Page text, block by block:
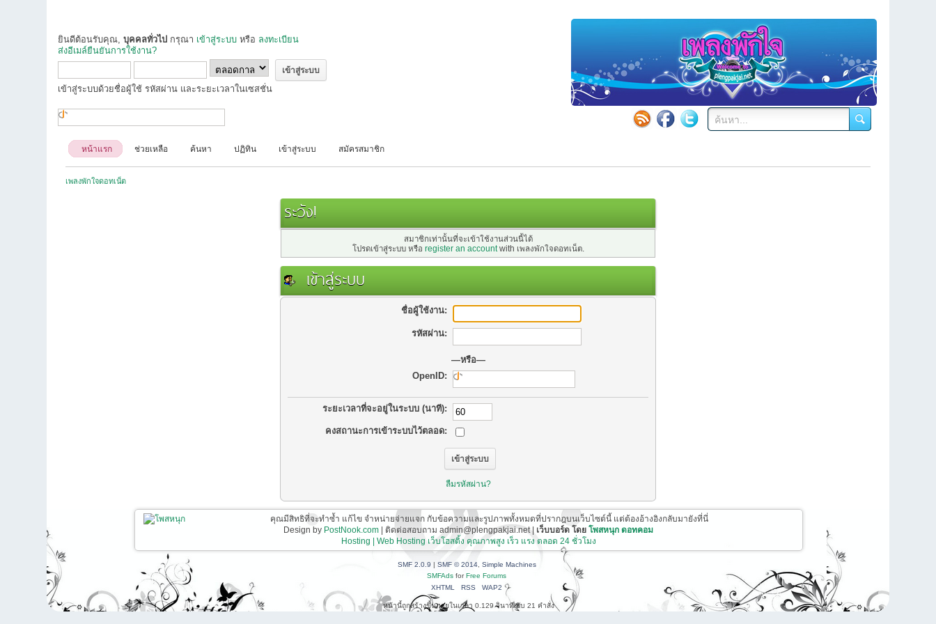
ยินดีต้อนรับคุณ,บุคคลทั่วไป กรุณา เข้าสู่ระบบ หรือ ลงทะเบียน
ส่งอีเมล์ยืนยันการใช้งาน?
เข้าสู่ระบบด้วยชื่อผู้ใช้ รหัสผ่าน และระยะเวลาในเซสชั่น
หน้าแรก ช่วยเหลือ ค้นหา ปฏิทิน เข้าสู่ระบบ สมัครสมาชิก
เพลงพักใจดอทเน็ต
ระวัง!
สมาชิกเท่านั้นที่จะเข้าใช้งานส่วนนี้ได้
โปรดเข้าสู่ระบบ หรือ register an accountwith เพลงพักใจดอทเน็ต.
เข้าสู่ระบบ
ชื่อผู้ใช้งาน:
รหัสผ่าน:
—หรือ—
OpenID:
ระยะเวลาที่จะอยู่ในระบบ (นาที):
คงสถานะการเข้าระบบไว้ตลอด:
ลืมรหัสผ่าน?
คุณมีสิทธิที่จะทำซ้ำ แก้ไข จำหน่ายจ่ายแจก กับข้อความและรูปภาพทั้งหมดที่ปรากฎบนเว็บไซต์นี้ แต่ต้องอ้างอิงกลับมายังที่นี่
Design by PostNook.com | ติดต่อสอบถาม admin@plengpakjai.net | เว็บบอร์ด โดย โพสหนุก ดอทคอม
Hosting | Web Hosting เว็บโฮสติ้ง คุณภาพสูง เร็ว แรง ตลอด 24 ชั่วโมง
SMF 2.0.9 | SMF © 2014, Simple Machines
SMFAds forFree Forums
XHTML
RSS WAP2
หน้านี้ถูกสร้างขึ้นภายในเวลา 0.129 วินาที กับ 21 คำสั่ง